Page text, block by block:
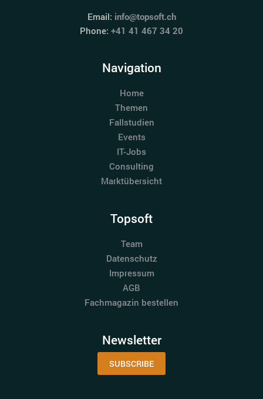
Email: info@topsoft.ch
Phone: +41 41 467 34 20
Navigation
Home
Themen
Fallstudien
Events
IT-Jobs
Consulting
Marktübersicht
Topsoft
Team
Datenschutz
Impressum
AGB
Fachmagazin bestellen
Newsletter
SUBSCRIBE